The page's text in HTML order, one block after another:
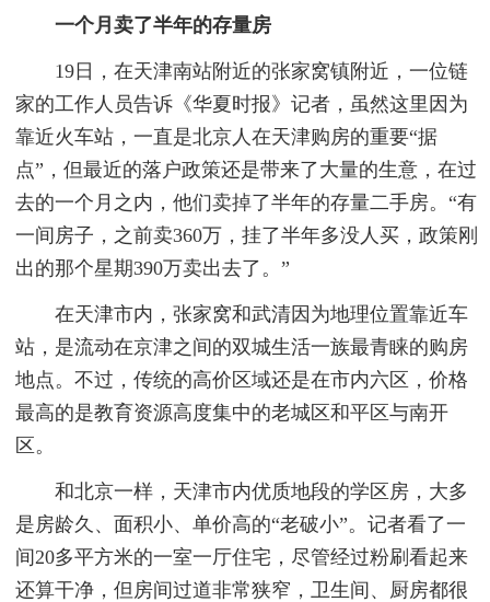
一个月卖了半年的存量房
19日，在天津南站附近的张家窝镇附近，一位链
家的工作人员告诉《华夏时报》记者，虽然这里因为
靠近火车站，一直是北京人在天津购房的重要“据
点”，但最近的落户政策还是带来了大量的生意，在过
去的一个月之内，他们卖掉了半年的存量二手房。“有
一间房子，之前卖360万，挂了半年多没人买，政策刚
出的那个星期390万卖出去了。”
在天津市内，张家窝和武清因为地理位置靠近车
站，是流动在京津之间的双城生活一族最青睐的购房
地点。不过，传统的高价区域还是在市内六区，价格
最高的是教育资源高度集中的老城区和平区与南开
区。
和北京一样，天津市内优质地段的学区房，大多
是房龄久、面积小、单价高的“老破小”。记者看了一
间20多平方米的一室一厅住宅，尽管经过粉刷看起来
还算干净，但房间过道非常狭窄，卫生间、厨房都很